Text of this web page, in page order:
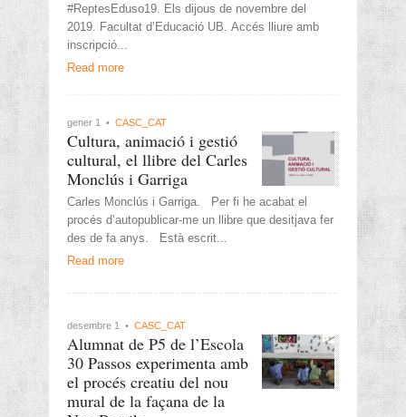
#ReptesEduso19. Els dijous de novembre del
2019. Facultat d’Educació UB. Accés lliure amb
inscripció...
Read more
gener 1 • CASC_CAT
Cultura, animació i gestió
cultural, el llibre del Carles
Monclús i Garriga
Carles Monclús i Garriga. Per fi he acabat el
procés d’autopublicar-me un llibre que desitjava fer
des de fa anys. Està escrit...
Read more
desembre 1 • CASC_CAT
Alumnat de P5 de l’Escola
30 Passos experimenta amb
el procés creatiu del nou
mural de la façana de la